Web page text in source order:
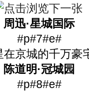
周迅·星城国际
#p#7#e#
陈道明·冠城园
#p#8#e#